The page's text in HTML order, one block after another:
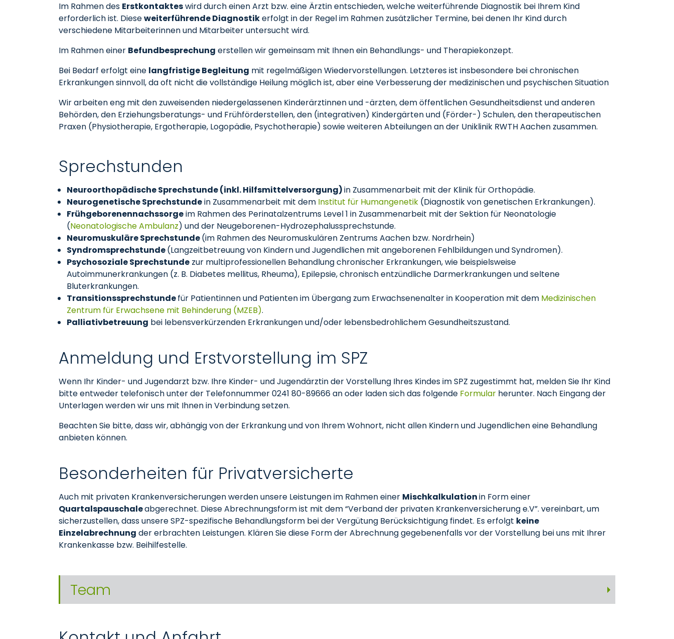
Im Rahmen des Erstkontakteswird durch einen Arzt bzw. eine Ärztin entschieden, welche weiterführende Diagnostik bei Ihrem Kind
erforderlich ist. Dieseweiterführende Diagnostikerfolgt in der Regel im Rahmen zusätzlicher Termine, bei denen Ihr Kind durch
verschiedene Mitarbeiterinnen und Mitarbeiter untersucht wird.
Im Rahmen einer Befundbesprechung erstellen wir gemeinsam mit Ihnen ein Behandlungs- und Therapiekonzept.
Bei Bedarf erfolgt eine langfristige Begleitung mit regelmäßigen Wiedervorstellungen. Letzteres ist insbesondere bei chronischen
Erkrankungen sinnvoll, da oft nicht die vollständige Heilung möglich ist, aber eine Verbesserung der medizinischen und psychischen Situation
Wir arbeiten eng mit den zuweisenden niedergelassenen Kinderärztinnen und -ärzten, dem öffentlichen Gesundheitsdienst und anderen
Behörden, den Erziehungsberatungs- und Frühförderstellen, den (integrativen) Kindergärten und (Förder-) Schulen, den therapeutischen
Praxen (Physiotherapie, Ergotherapie, Logopädie, Psychotherapie) sowie weiteren Abteilungen an der Uniklinik RWTH Aachen zusammen.
Sprechstunden
Neuroorthopädische Sprechstunde (inkl. Hilfsmittelversorgung)in Zusammenarbeit mit der Klinik für Orthopädie.
Neurogenetische Sprechstundein Zusammenarbeit mit dem Institut für Humangenetik (Diagnostik von genetischen Erkrankungen).
Frühgeborenennachssorgeim Rahmen des Perinatalzentrums Level 1 in Zusammenarbeit mit der Sektion für Neonatologie
(Neonatologische Ambulanz) und der Neugeborenen-Hydrozephalussprechstunde.
Neuromuskuläre Sprechstunde(im Rahmen des Neuromuskulären Zentrums Aachen bzw. Nordrhein)
Syndromsprechstunde(Langzeitbetreuung von Kindern und Jugendlichen mit angeborenen Fehlbildungen und Syndromen).
Psychosoziale Sprechstunde zur multiprofessionellen Behandlung chronischer Erkrankungen, wie beispielsweise
Autoimmunerkrankungen (z. B. Diabetes mellitus, Rheuma), Epilepsie, chronisch entzündliche Darmerkrankungen und seltene
Bluterkrankungen.
Transitionssprechstundefür Patientinnen und Patienten im Übergang zum Erwachsenenalter in Kooperation mit dem Medizinischen
Zentrum für Erwachsene mit Behinderung (MZEB).
Palliativbetreuung bei lebensverkürzenden Erkrankungen und/oder lebensbedrohlichem Gesundheitszustand.
Anmeldung und Erstvorstellung im SPZ
Wenn Ihr Kinder- und Jugendarzt bzw. Ihre Kinder- und Jugendärztin der Vorstellung Ihres Kindes im SPZ zugestimmt hat, melden Sie Ihr Kind
bitte entweder telefonisch unter der Telefonnummer 0241 80-89666 an oder laden sich das folgende Formular herunter. Nach Eingang der
Unterlagen werden wir uns mit Ihnen in Verbindung setzen.
Beachten Sie bitte, dass wir, abhängig von der Erkrankung und von Ihrem Wohnort, nicht allen Kindern und Jugendlichen eine Behandlung
anbieten können.
Besonderheiten für Privatversicherte
Auch mit privaten Krankenversicherungen werden unsere Leistungen im Rahmen einer Mischkalkulationin Form einer
Quartalspauschaleabgerechnet. Diese Abrechnungsform ist mit dem “Verband der privaten Krankenversicherung e.V”. vereinbart, um
sicherzustellen, dass unsere SPZ-spezifische Behandlungsform bei der Vergütung Berücksichtigung findet. Es erfolgt keine
Einzelabrechnung der erbrachten Leistungen. Klären Sie diese Form der Abrechnung gegebenenfalls vor der Vorstellung bei uns mit Ihrer
Krankenkasse bzw. Beihilfestelle.
Team